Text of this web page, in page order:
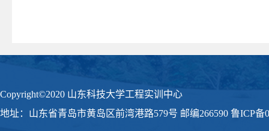
Copyright©2020 山东科技大学工程实训中心
地址：山东省青岛市黄岛区前湾港路579号 邮编266590 鲁ICP备